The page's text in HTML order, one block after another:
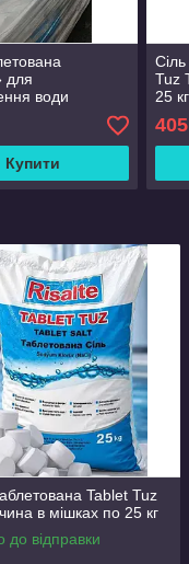
для
води
Купити
Tuz
25 кг
405
Tablet Tuz
в мішках по 25 кг
до відправки